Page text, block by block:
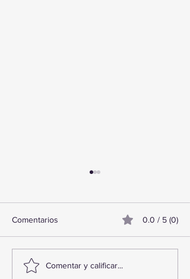
TourTravelynByFraveo
Comentarios 0.0 / 5 (0)
Comentar y calificar...